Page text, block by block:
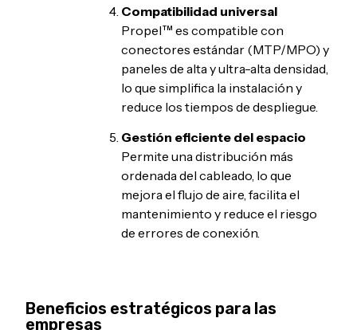
Compatibilidad universal
Propel™ es compatible con
conectores estándar (MTP/MPO) y
paneles de alta y ultra-alta densidad,
lo que simplifica la instalación y
reduce los tiempos de despliegue.
Gestión eficiente del espacio
Permite una distribución más
ordenada del cableado, lo que
mejora el flujo de aire, facilita el
mantenimiento y reduce el riesgo
de errores de conexión.
Beneficios estratégicos para las
empresas